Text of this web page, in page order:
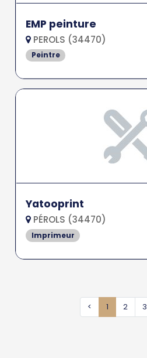
EMP peinture
PEROLS (34470)
Peintre
Yatooprint
PÉROLS (34470)
Imprimeur
< 1 2 3